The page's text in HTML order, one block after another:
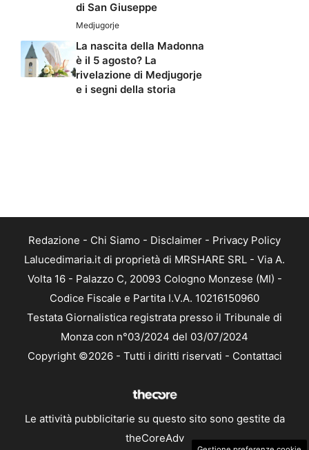
di San Giuseppe
Medjugorje
La nascita della Madonna
è il 5 agosto? La
rivelazione di Medjugorje
e i segni della storia
Redazione - Chi Siamo - Disclaimer - Privacy Policy
Lalucedimaria.it di proprietà di MRSHARE SRL - Via A.
Volta 16 - Palazzo C, 20093 Cologno Monzese (MI) -
Codice Fiscale e Partita I.V.A. 10216150960
Testata Giornalistica registrata presso il Tribunale di
Monza con n°03/2024 del 03/07/2024
Copyright ©2026 - Tutti i diritti riservati - Contattaci
Le attività pubblicitarie su questo sito sono gestite da
theCoreAdv